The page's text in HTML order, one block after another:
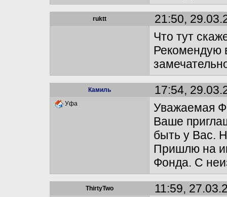
ruktt
21:50,
Что тут
Рекомендую
Камиль 17:54,
Уфа
Уважаемая
Ваше
быть у Вас.
Пришлю на
Фонда. С
ThirtyTwo
11:59,